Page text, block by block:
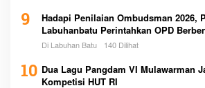
9
Hadapi Penilaian Ombudsman 2026,
Labuhanbatu Perintahkan OPD
Di Labuhan Batu 140 Dilihat
10 Dua Lagu Pangdam VI Mulawarman
Kompetisi HUT RI